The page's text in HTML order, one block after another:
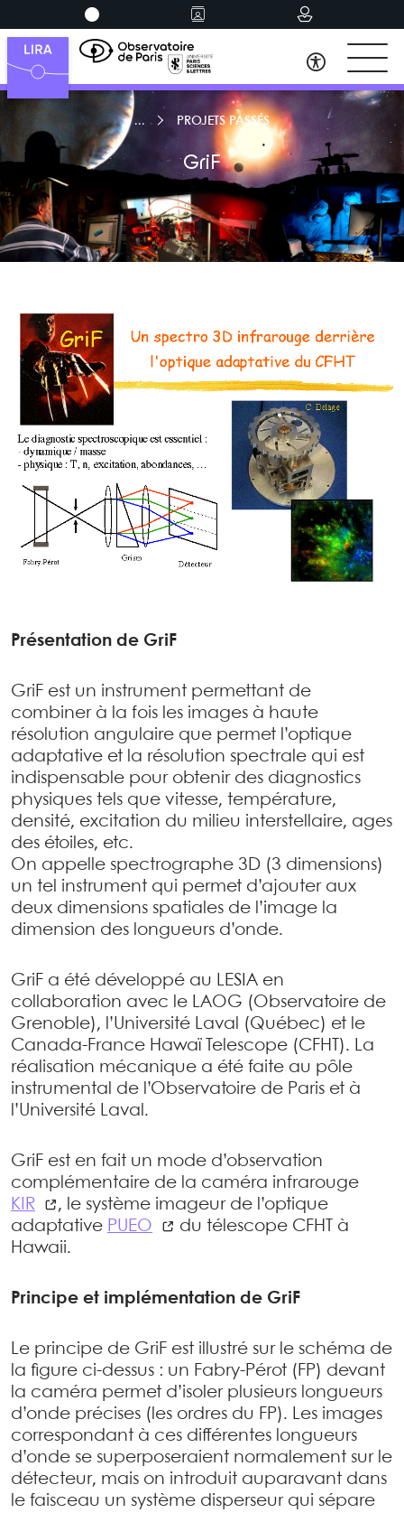
PROJETS PASSÉS
GriF
Présentation de GriF
GriF est un instrument permettant de
combiner à la fois les images à haute
résolution angulaire que permet l’optique
adaptative et la résolution spectrale qui est
indispensable pour obtenir des diagnostics
physiques tels que vitesse, température,
densité, excitation du milieu interstellaire, ages
des étoiles, etc.
On appelle spectrographe 3D (3 dimensions)
un tel instrument qui permet d’ajouter aux
deux dimensions spatiales de l’image la
dimension des longueurs d’onde.
GriF a été développé au LESIA en
collaboration avec le LAOG (Observatoire de
Grenoble), l’Université Laval (Québec) et le
Canada-France Hawaï Telescope (CFHT). La
réalisation mécanique a été faite au pôle
instrumental de l’Observatoire de Paris et à
l’Université Laval.
GriF est en fait un mode d’observation
complémentaire de la caméra infrarouge
KIR
, le système imageur de l’optique
adaptative PUEO
du télescope CFHT à
Hawaii.
Principe et implémentation de GriF
Le principe de GriF est illustré sur le schéma de
la figure ci-dessus : un Fabry-Pérot (FP) devant
la caméra permet d’isoler plusieurs longueurs
d’onde précises (les ordres du FP). Les images
correspondant à ces différentes longueurs
d’onde se superposeraient normalement sur le
détecteur, mais on introduit auparavant dans
le faisceau un système disperseur qui sépare